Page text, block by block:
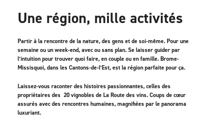
Une région, mille activités
Partir à la rencontre de la nature, des gens et de soi-même. Pour une
semaine ou un week-end, avec ou sans plan. Se laisser guider par
l’intuition pour trouver quoi faire, en couple ou en famille. Brome-
Missisquoi, dans les Cantons-de-l’Est, est la région parfaite pour ça.
Laissez-vous raconter des histoires passionnantes, celles des
propriétaires des 20 vignobles de La Route des vins. Coups de cœur
assurés avec des rencontres humaines, magnifiées par le panorama
luxuriant.